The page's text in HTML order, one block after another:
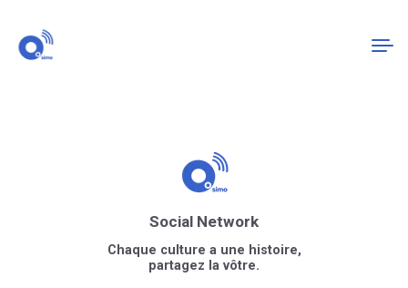
Social Network
Chaque culture a une histoire,
partagez la vôtre.